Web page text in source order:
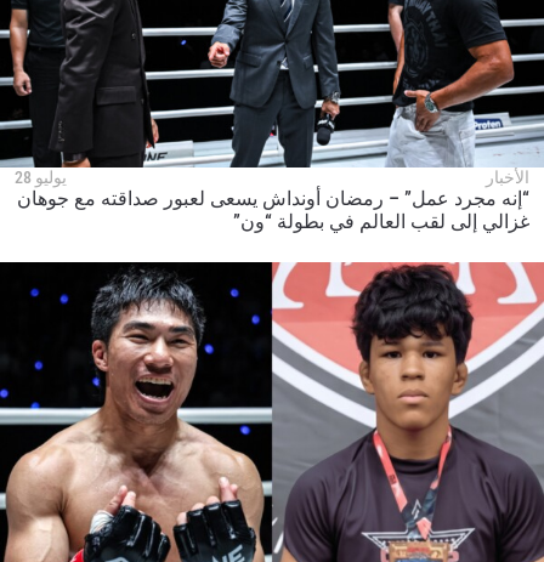
الأخبار يوليو 28
“إنه مجرد عمل” – رمضان أونداش يسعى لعبور صداقته مع جوهان
غزالي إلى لقب العالم في بطولة “ون”